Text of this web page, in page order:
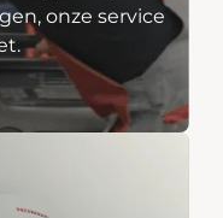
onze service